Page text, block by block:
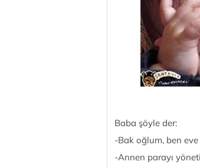
Baba şöyle der:
-Bak oğlum, ben
-Annen parayı